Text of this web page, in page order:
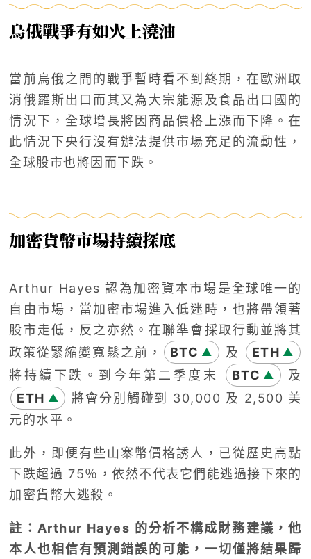
烏俄戰爭有如火上澆油
當前烏俄之間的戰爭暫時看不到終期，在歐洲取
消俄羅斯出口而其又為大宗能源及食品出口國的
情況下，全球增長將因商品價格上漲而下降。在
此情況下央行沒有辦法提供市場充足的流動性，
全球股市也將因而下跌。
加密貨幣市場持續探底
Arthur Hayes 認為加密資本市場是全球唯一的
自由市場，當加密市場進入低迷時，也將帶領著
股市走低，反之亦然。在聯準會採取行動並將其
政策從緊縮變寬鬆之前，
BTC ▲ 及 ETH ▲
將持續下跌。到今年第二季度末 BTC ▲
及
ETH ▲
將會分別觸碰到 30,000 及 2,500 美
元的水平。
此外，即便有些山寨幣價格誘人，已從歷史高點
下跌超過 75％，依然不代表它們能逃過接下來的
加密貨幣大逃殺。
註：Arthur Hayes 的分析不構成財務建議，他
本人也相信有預測錯誤的可能，一切僅將結果歸